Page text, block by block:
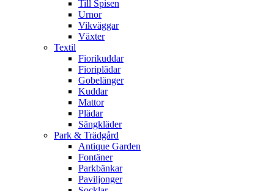
Till Spisen
Urnor
Vikväggar
Växter
Textil
Fiorikuddar
Fioriplädar
Gobelänger
Kuddar
Mattor
Plädar
Sängkläder
Park & Trädgård
Antique Garden
Fontäner
Parkbänkar
Paviljonger